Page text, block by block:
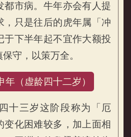
都市病。牛年亦会有人提
，只是往后的虎年属「冲
于下半年起不宜作大额投
守，以策万全。
（虚龄四十二岁）
十三岁这阶段称为「厄
变化困难较多，加上面相